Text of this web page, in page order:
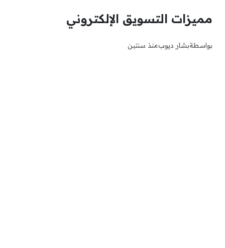
مميزات التسويق الإلكتروني
بواسطةبشار ديوبمنذ سنتين